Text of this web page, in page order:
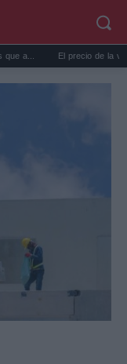
El precio de la vivienda